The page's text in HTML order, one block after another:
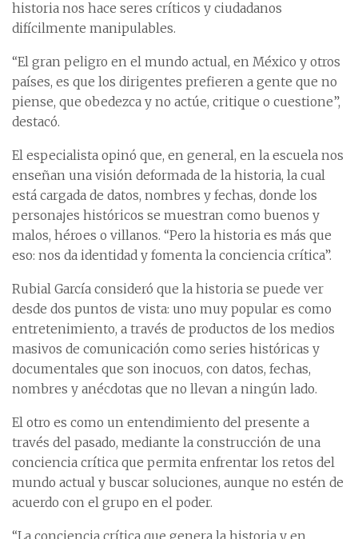
historia nos hace seres críticos y ciudadanos
difícilmente manipulables.
“El gran peligro en el mundo actual, en México y otros
países, es que los dirigentes prefieren a gente que no
piense, que obedezca y no actúe, critique o cuestione”,
destacó.
El especialista opinó que, en general, en la escuela nos
enseñan una visión deformada de la historia, la cual
está cargada de datos, nombres y fechas, donde los
personajes históricos se muestran como buenos y
malos, héroes o villanos. “Pero la historia es más que
eso: nos da identidad y fomenta la conciencia crítica”.
Rubial García consideró que la historia se puede ver
desde dos puntos de vista: uno muy popular es como
entretenimiento, a través de productos de los medios
masivos de comunicación como series históricas y
documentales que son inocuos, con datos, fechas,
nombres y anécdotas que no llevan a ningún lado.
El otro es como un entendimiento del presente a
través del pasado, mediante la construcción de una
conciencia crítica que permita enfrentar los retos del
mundo actual y buscar soluciones, aunque no estén de
acuerdo con el grupo en el poder.